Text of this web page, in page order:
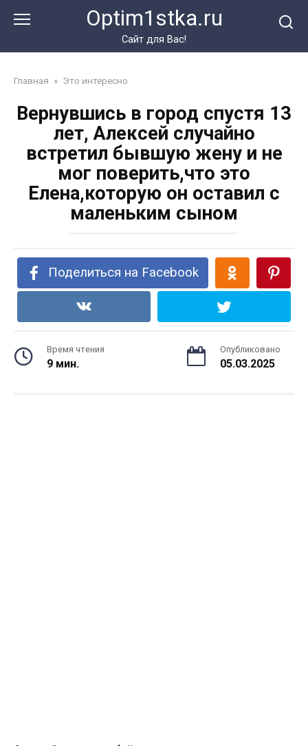
Optim1stka.ru
Сайт для Вас!
Главная » Это интересно
Вернувшись в город спустя 13
лет, Алексей случайно
встретил бывшую жену и не
мог поверить,что это
Елена,которую он оставил с
маленьким сыном
Поделиться на Facebook
Время чтения
9 мин.
Опубликовано
05.03.2025